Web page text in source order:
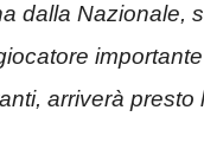
dalla Nazionale,
arriverà presto